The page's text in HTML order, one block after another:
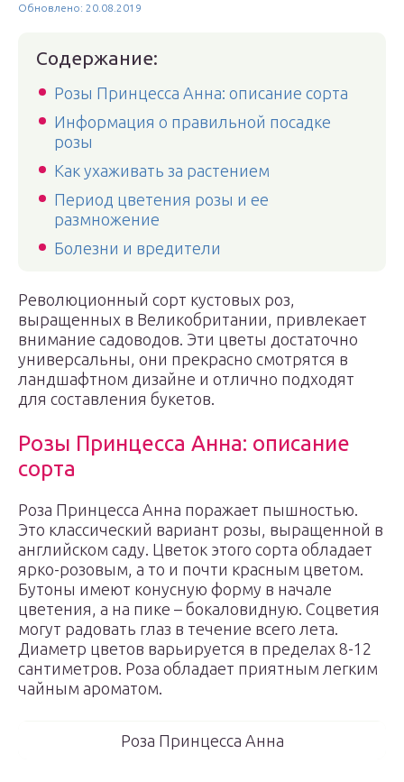
Обновлено: 20.08.2019
Содержание:
Розы Принцесса Анна: описание сорта
Информация о правильной посадке
розы
Как ухаживать за растением
Период цветения розы и ее
размножение
Болезни и вредители
Революционный сорт кустовых роз,
выращенных в Великобритании, привлекает
внимание садоводов. Эти цветы достаточно
универсальны, они прекрасно смотрятся в
ландшафтном дизайне и отлично подходят
для составления букетов.
Розы Принцесса Анна: описание
сорта
Роза Принцесса Анна поражает пышностью.
Это классический вариант розы, выращенной в
английском саду. Цветок этого сорта обладает
ярко-розовым, а то и почти красным цветом.
Бутоны имеют конусную форму в начале
цветения, а на пике – бокаловидную. Соцветия
могут радовать глаз в течение всего лета.
Диаметр цветов варьируется в пределах 8-12
сантиметров. Роза обладает приятным легким
чайным ароматом.
Роза Принцесса Анна